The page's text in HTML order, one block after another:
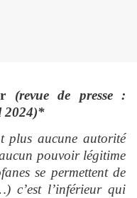
(revue de presse :
2024)*
plus aucune autorité
pouvoir légitime
se permettent de
c’est l’inférieur qui